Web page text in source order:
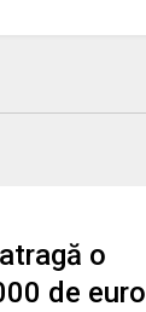
o
de euro